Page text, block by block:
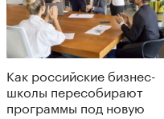
Как российские бизнес-
школы пересобирают
программы под новую